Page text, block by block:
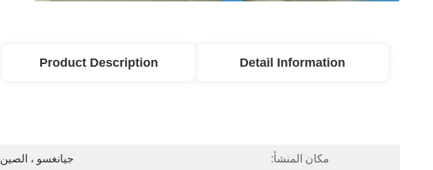
Detail Information
Product Description
مكان المنشأ: جيانغسو ، الصين